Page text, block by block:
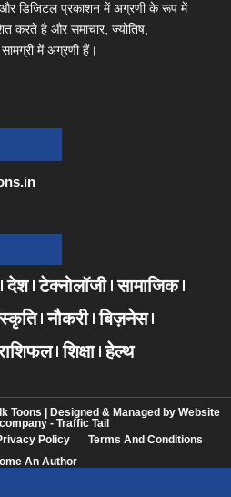
और डिजिटल प्रकाशन में अग्रणी के रूप में
करते है और समाचार, ज्योतिष,
में अग्रणी हैं।
देश टेक्नोलॉजी सामाजिक
नौकरी बिज़नेस
शिक्षा हेल्थ
Toons | Designed & Managed by Website
- Traffic Tail
Policy
Terms And Conditions
An Author